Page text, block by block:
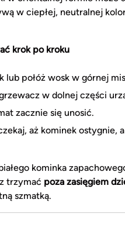
w ciepłej, neutralnej
krok po kroku
lub połóż wosk w górnej
w dolnej części
zacznie się unosić.
aż kominek ostygnie,
kominka
trzymać poza zasięgiem
szmatką.